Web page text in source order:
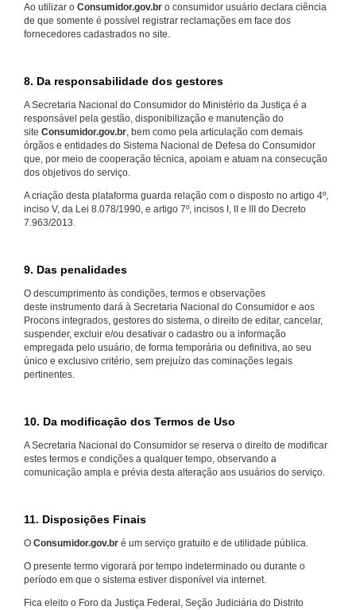
Ao utilizar o Consumidor.gov.br o consumidor usuário declara ciência
de que somente é possível registrar reclamações em face dos
fornecedores cadastrados no site.
8. Da responsabilidade dos gestores
A Secretaria Nacional do Consumidor do Ministério da Justiça é a
responsável pela gestão, disponibilização e manutenção do
site Consumidor.gov.br, bem como pela articulação com demais
órgãos e entidades do Sistema Nacional de Defesa do Consumidor
que, por meio de cooperação técnica, apoiam e atuam na consecução
dos objetivos do serviço.
A criação desta plataforma guarda relação com o disposto no artigo 4º,
inciso V, da Lei 8.078/1990, e artigo 7º, incisos I, II e III do Decreto
7.963/2013.
9. Das penalidades
O descumprimento às condições, termos e observações
deste instrumento dará à Secretaria Nacional do Consumidor e aos
Procons integrados, gestores do sistema, o direito de editar, cancelar,
suspender, excluir e/ou desativar o cadastro ou a informação
empregada pelo usuário, de forma temporária ou definitiva, ao seu
único e exclusivo critério, sem prejuízo das cominações legais
pertinentes.
10. Da modificação dos Termos de Uso
A Secretaria Nacional do Consumidor se reserva o direito de modificar
estes termos e condições a qualquer tempo, observando a
comunicação ampla e prévia desta alteração aos usuários do serviço.
11. Disposições Finais
O Consumidor.gov.br é um serviço gratuito e de utilidade pública.
O presente termo vigorará por tempo indeterminado ou durante o
período em que o sistema estiver disponível via internet.
Fica eleito o Foro da Justiça Federal, Seção Judiciária do Distrito